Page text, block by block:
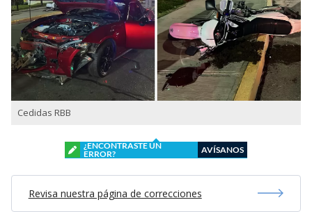
Cedidas RBB
¿ENCONTRASTE UN
ERROR?
AVÍSANOS
Revisa nuestra página de correcciones